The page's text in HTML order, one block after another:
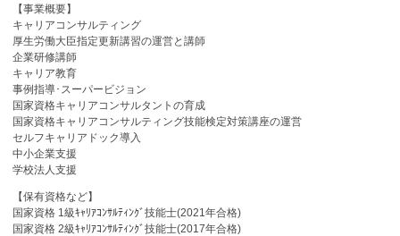
【事業概要】
キャリアコンサルティング
厚生労働大臣指定更新講習の運営と講師
企業研修講師
キャリア教育
事例指導･スーパービジョン
国家資格キャリアコンサルタントの育成
国家資格キャリアコンサルティング技能検定対策講座の運営
セルフキャリアドック導入
中小企業支援
学校法人支援
【保有資格など】
国家資格 1級ｷｬﾘｱｺﾝｻﾙﾃｨﾝｸﾞ技能士(2021年合格)
国家資格 2級ｷｬﾘｱｺﾝｻﾙﾃｨﾝｸﾞ技能士(2017年合格)